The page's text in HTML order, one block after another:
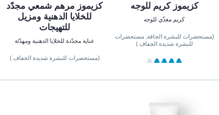
كزيموز كريم للوجه
كريم مغذّي للوجه
(مستحضرات للبشرة الجافة, مستحضرات
للبشرة شديدة الجفاف )
كزيموز مرهم شمعي مجدّد
للخلايا الدهنية ومزيل
للتهيجات
عناية مجدّدة للخلايا الدهنية ومهدّئة
(مستحضرات للبشرة شديدة الجفاف )